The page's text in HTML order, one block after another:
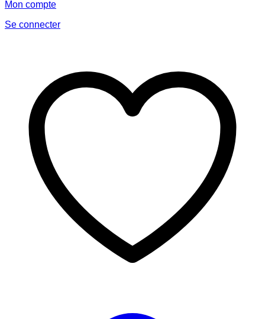
Mon compte
Se connecter